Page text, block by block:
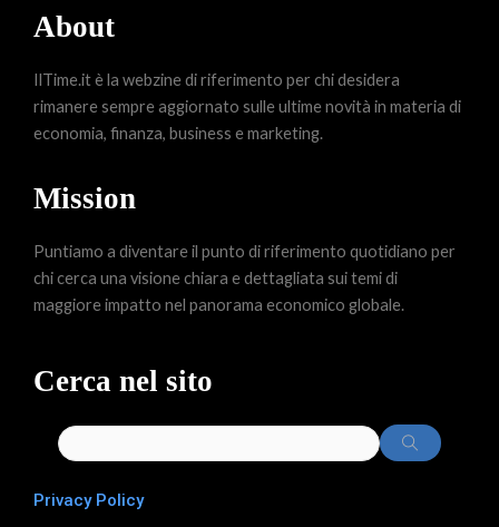
About
IlTime.it è la webzine di riferimento per chi desidera
rimanere sempre aggiornato sulle ultime novità in materia di
economia, finanza, business e marketing.
Mission
Puntiamo a diventare il punto di riferimento quotidiano per
chi cerca una visione chiara e dettagliata sui temi di
maggiore impatto nel panorama economico globale.
Cerca nel sito
Privacy Policy